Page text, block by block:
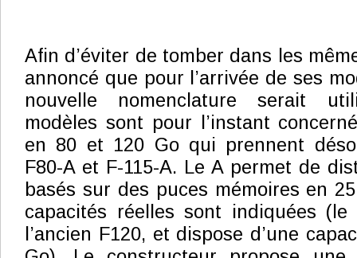
Afin d’éviter de tomber dans les
annoncé que pour l’arrivée de ses
nouvelle nomenclature serait
modèles sont pour l’instant
en 80 et 120 Go qui prennent
F80-A et F-115-A. Le A permet de
basés sur des puces mémoires en
capacités réelles sont indiquées (le
l’ancien F120, et dispose d’une